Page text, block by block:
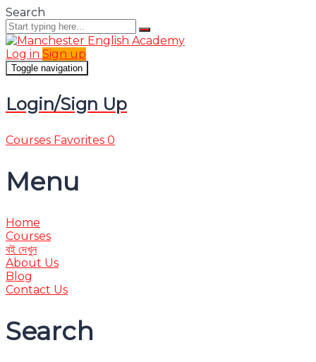
Search
Log in Sign up
Toggle navigation
Login/Sign Up
Courses Favorites 0
Menu
Home
Courses
বই দেখুন
About Us
Blog
Contact Us
Search